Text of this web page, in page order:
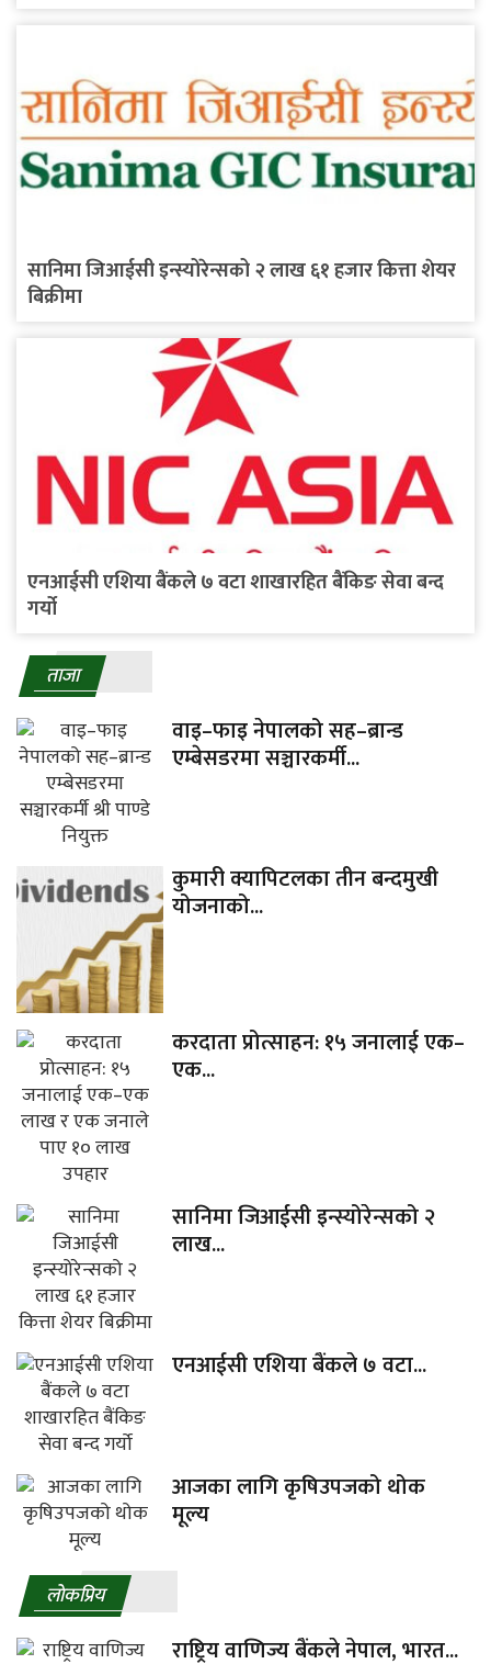
सानिमा जिआईसी इन्स्योरेन्सको २ लाख ६१ हजार कित्ता शेयर
बिक्रीमा
एनआईसी एशिया बैंकले ७ वटा शाखारहित बैंकिङ सेवा बन्द
गर्यो
ताजा
वाइ–फाइ नेपालको सह–ब्रान्ड
एम्बेसडरमा सञ्चारकर्मी...
कुमारी क्यापिटलका तीन बन्दमुखी
योजनाको...
करदाता प्रोत्साहन: १५ जनालाई एक–
एक...
सानिमा जिआईसी इन्स्योरेन्सको २
लाख...
एनआईसी एशिया बैंकले ७ वटा...
आजका लागि कृषिउपजको थोक
मूल्य
लाेकप्रिय
राष्ट्रिय वाणिज्य बैंकले नेपाल, भारत...